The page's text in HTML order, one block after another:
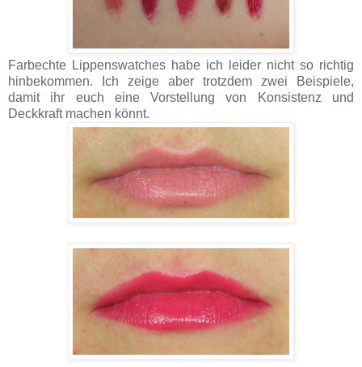
Farbechte Lippenswatches habe ich leider nicht so richtig
hinbekommen. Ich zeige aber trotzdem zwei Beispiele,
damit ihr euch eine Vorstellung von Konsistenz und
Deckkraft machen könnt.